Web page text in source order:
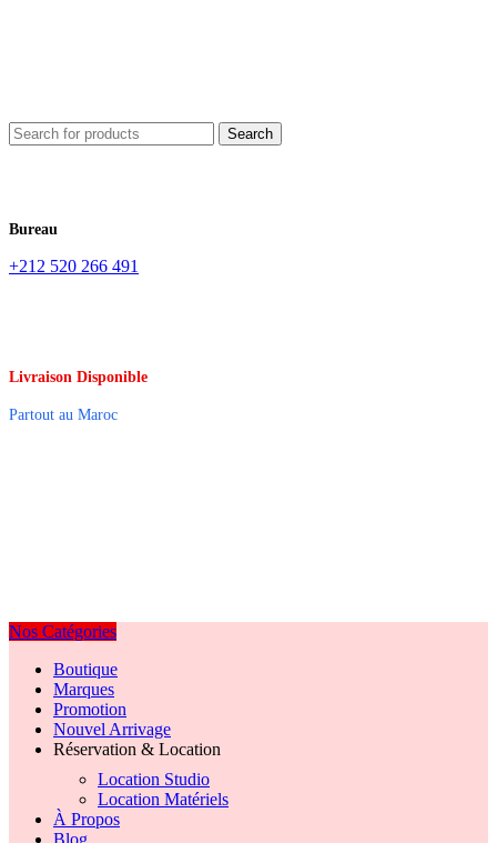
Search
Bureau
+212 520 266 491
Livraison Disponible
Partout au Maroc
Nos Catégories
Boutique
Marques
Promotion
Nouvel Arrivage
Réservation & Location
Location Studio
Location Matériels
À Propos